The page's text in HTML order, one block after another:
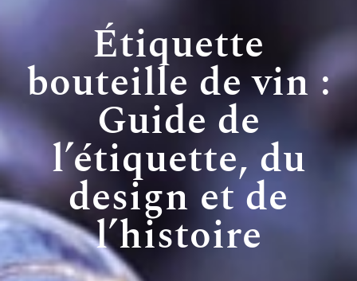
Étiquette
bouteille de vin :
Guide de
l’étiquette, du
design et de
l’histoire